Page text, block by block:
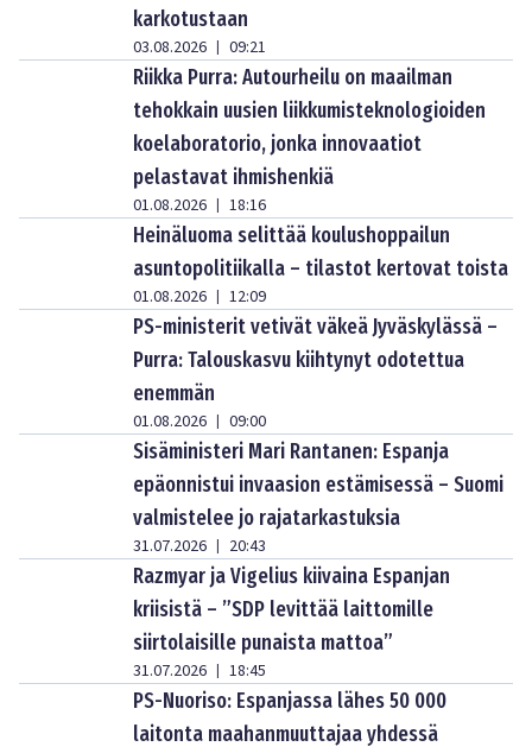
karkotustaan
03.08.2026 | 09:21
Riikka Purra: Autourheilu on maailman
tehokkain uusien liikkumisteknologioiden
koelaboratorio, jonka innovaatiot
pelastavat ihmishenkiä
01.08.2026 | 18:16
Heinäluoma selittää koulushoppailun
asuntopolitiikalla – tilastot kertovat toista
01.08.2026 | 12:09
PS-ministerit vetivät väkeä Jyväskylässä –
Purra: Talouskasvu kiihtynyt odotettua
enemmän
01.08.2026 | 09:00
Sisäministeri Mari Rantanen: Espanja
epäonnistui invaasion estämisessä – Suomi
valmistelee jo rajatarkastuksia
31.07.2026 | 20:43
Razmyar ja Vigelius kiivaina Espanjan
kriisistä – ”SDP levittää laittomille
siirtolaisille punaista mattoa”
31.07.2026 | 18:45
PS-Nuoriso: Espanjassa lähes 50 000
laitonta maahanmuuttajaa yhdessä